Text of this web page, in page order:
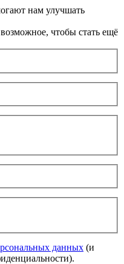
нам улучшать
чтобы стать ещё
данных (и